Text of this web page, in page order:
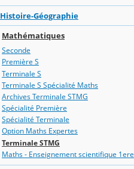
Histoire-Géographie
Mathématiques
Seconde
Première S
Terminale S
Terminale S Spécialité Maths
Archives Terminale STMG
Spécialité Première
Spécialité Terminale
Option Maths Expertes
Terminale STMG
Maths - Enseignement scientifique 1ere